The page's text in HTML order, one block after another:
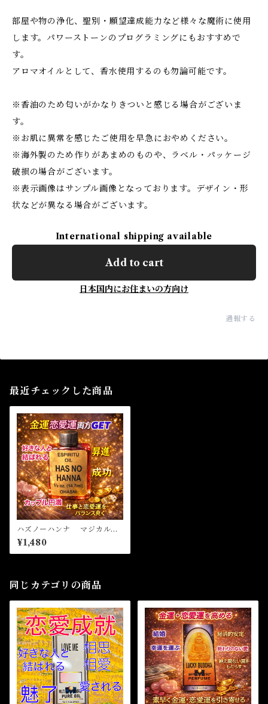
部屋や物の浄化、聖別・願望達成能力など様々な魔術に使用
します。パワーストーンのプログラミングにもおすすめで
す。
アロマオイルとして、香水使用するのも勿論可能です。
※香油のため匂いがかなりきついと感じる場合がございま
す。
※お肌に異常を感じたご使用を早急におやめください。
※海外製のため作りがあまめのものや、ラベル・パッケージ
破損の場合がございます。
※表示画像はサンプル画像となっております。デザイン・形
状などが異なる場合がございます。
International shipping available
Add to cart
日本国内にお住まいの方向け
通報する
最近チェックした商品
ハズノーハンナ マジカルオ
イル・魔女オイル HAS NO
HANNA Magical Oil
¥1,480
同じカテゴリの商品